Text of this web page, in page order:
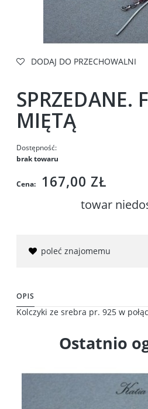
DODAJ DO PRZECHOWALNI
SPRZEDANE.
MIĘTĄ
Dostępność:
brak towaru
Cena: 167,00 ZŁ
towar
poleć znajomemu
OPIS
Kolczyki ze srebra pr. 925 w
Ostatnio